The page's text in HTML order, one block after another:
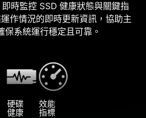
時監控 SSD 健康狀態與關鍵指
作情況的即時更新資訊，協助主
保系統運行穩定且可靠。
硬碟
健康
效能
指標